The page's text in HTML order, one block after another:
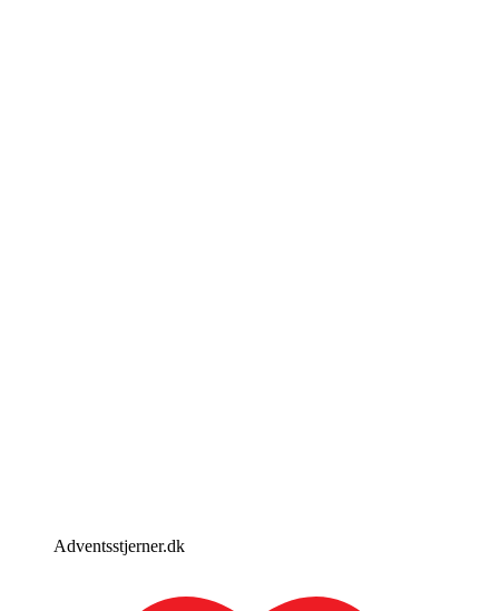
Adventsstjerner.dk